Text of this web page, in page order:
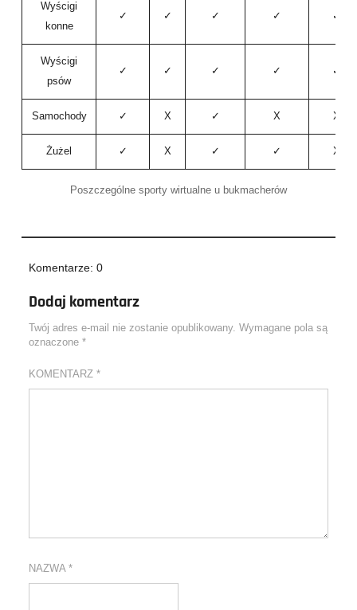
Wyścigi
konne
✓ ✓ ✓ ✓ ✓
Wyścigi
psów
✓ ✓ ✓ ✓ ✓
Samochody ✓ X ✓ X X
Żużel ✓ X ✓ ✓ X
Poszczególne sporty wirtualne u bukmacherów
Komentarze: 0
Dodaj komentarz
Twój adres e-mail nie zostanie opublikowany. Wymagane pola są
oznaczone *
KOMENTARZ *
NAZWA *